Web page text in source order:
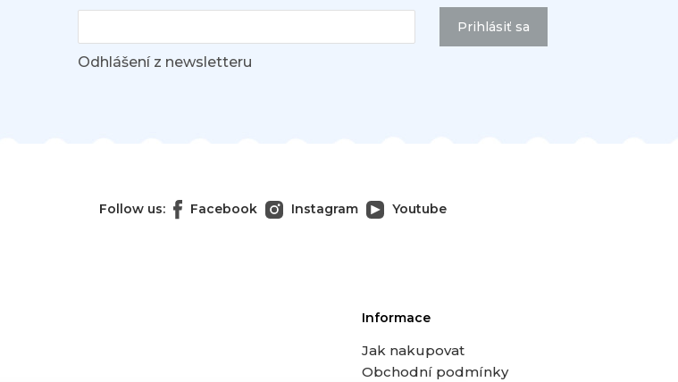
Prihlásiť sa
Odhlášení z newsletteru
Follow us: Facebook Instagram Youtube
Informace
Jak nakupovat
Obchodní podmínky